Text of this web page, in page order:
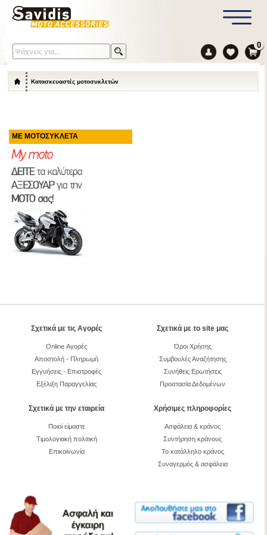
0
Κατασκευαστές μοτοσυκλετών
ΜΕ ΜΟΤΟΣΥΚΛΕΤΑ
Σχετικά με τις Αγορές
Online Αγορές
Αποστολή - Πληρωμή
Εγγυήσεις - Επιστροφές
Εξέλιξη Παραγγελίας
Σχετικά με το site μας
Όροι Χρήσης
Συμβουλές Αναζήτησης
Συνήθεις Ερωτήσεις
Προστασία Δεδομένων
Σχετικά με την εταιρεία
Ποιοί είμαστε
Τιμολογιακή πολιτική
Επικοινωνία
Χρήσιμες πληροφορίες
Ασφάλεια & κράνος
Συντήρηση κράνους
Το κατάλληλο κράνος
Συναγερμός & ασφάλεια